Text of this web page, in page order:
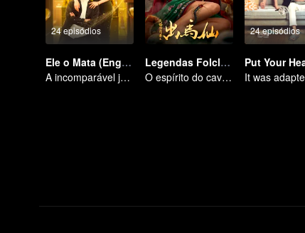
24 episódios
Ele o Mata (English Ver.)
A incomparável jornada do médico divino pelo mundo
Legendas Folclóricas de Chu Maxian
O espírito do cavalo sacrifica uma jovem em busca da imortalidade.
24 episódios